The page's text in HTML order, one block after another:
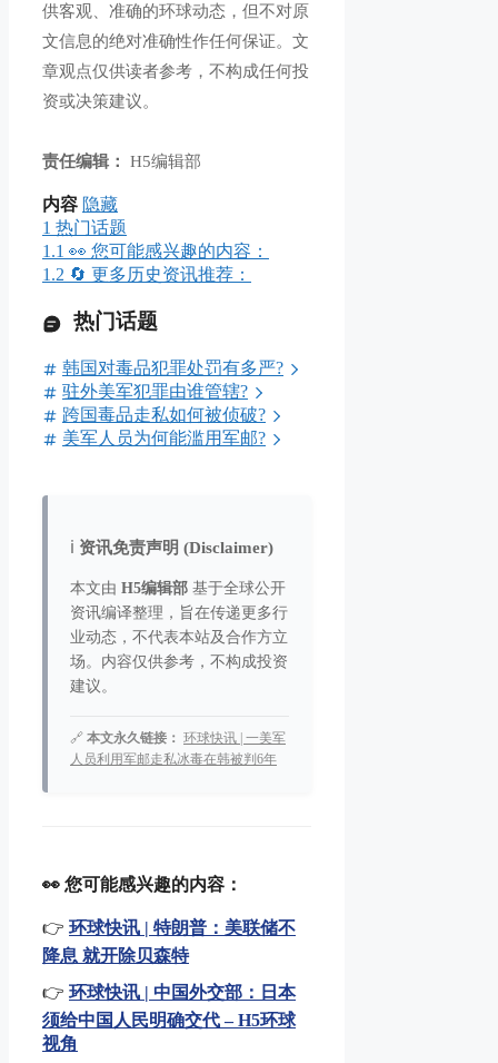
供客观、准确的环球动态，但不对原
文信息的绝对准确性作任何保证。文
章观点仅供读者参考，不构成任何投
资或决策建议。
责任编辑： H5编辑部
内容 隐藏
1 热门话题
1.1 👀 您可能感兴趣的内容：
1.2 🔄 更多历史资讯推荐：
热门话题
韩国对毒品犯罪处罚有多严?
驻外美军犯罪由谁管辖?
跨国毒品走私如何被侦破?
美军人员为何能滥用军邮?
ℹ️ 资讯免责声明 (Disclaimer)
本文由 H5编辑部 基于全球公开
资讯编译整理，旨在传递更多行
业动态，不代表本站及合作方立
场。内容仅供参考，不构成投资
建议。
🔗 本文永久链接： 环球快讯 | 一美军
人员利用军邮走私冰毒在韩被判6年
👀 您可能感兴趣的内容：
👉 环球快讯 | 特朗普：美联储不
降息 就开除贝森特
👉 环球快讯 | 中国外交部：日本
须给中国人民明确交代 – H5环球
视角